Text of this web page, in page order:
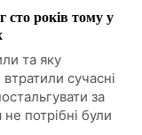
сто років тому у
та яку
сучасні
за
потрібні були